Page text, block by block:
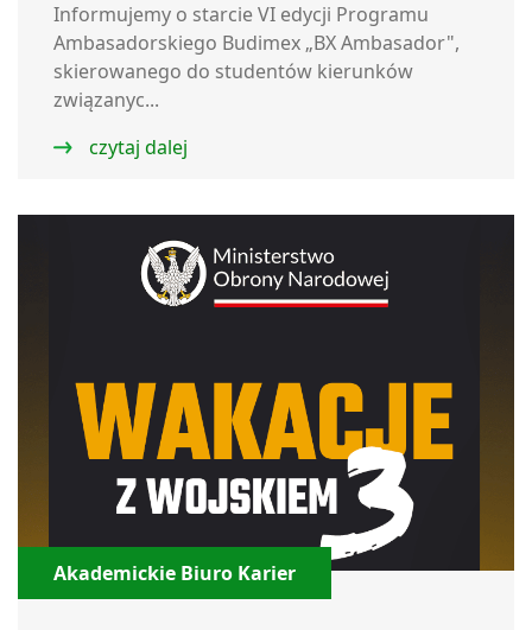
Informujemy o starcie VI edycji Programu
Ambasadorskiego Budimex „BX Ambasador",
skierowanego do studentów kierunków
związanyc...
czytaj dalej
Akademickie Biuro Karier